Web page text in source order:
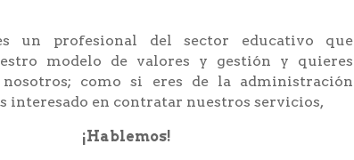
un profesional del sector educativo que
modelo de valores y gestión y quieres
como si eres de la administración
interesado en contratar nuestros servicios,
¡Hablemos!